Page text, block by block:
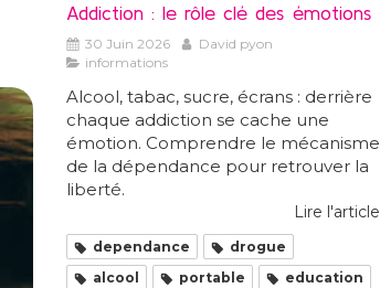
Addiction : le rôle clé des émotions
30 Juin 2026
David pyon
informations
Alcool, tabac, sucre, écrans : derrière
chaque addiction se cache une
émotion. Comprendre le mécanisme
de la dépendance pour retrouver la
liberté.
Lire l'article
dependance
drogue
alcool
portable
education